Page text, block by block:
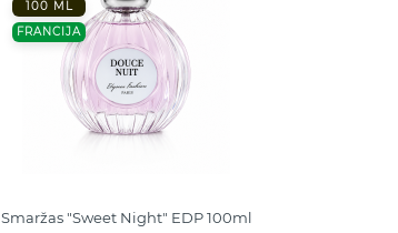
100 ML
FRANCIJA
Smaržas "Sweet Night" EDP 100ml